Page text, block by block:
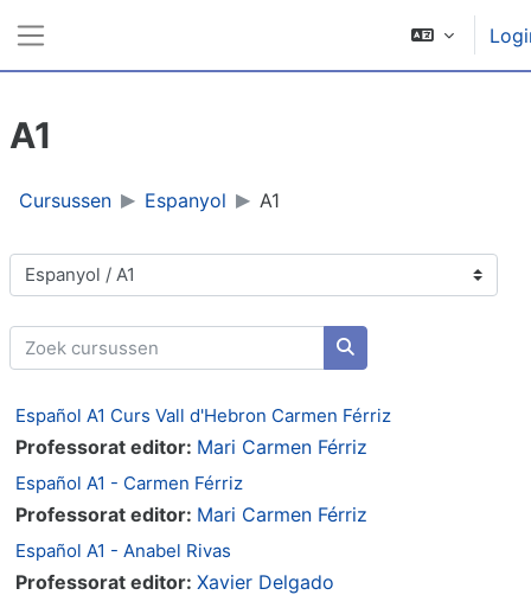
A1
Cursussen Espanyol A1
Cursuscategorieën
Zoek cursussen
Zoek cursussen
Español A1 Curs Vall d'Hebron Carmen Férriz
Professorat editor: Mari Carmen Férriz
Español A1 - Carmen Férriz
Professorat editor: Mari Carmen Férriz
Español A1 - Anabel Rivas
Professorat editor: Xavier Delgado